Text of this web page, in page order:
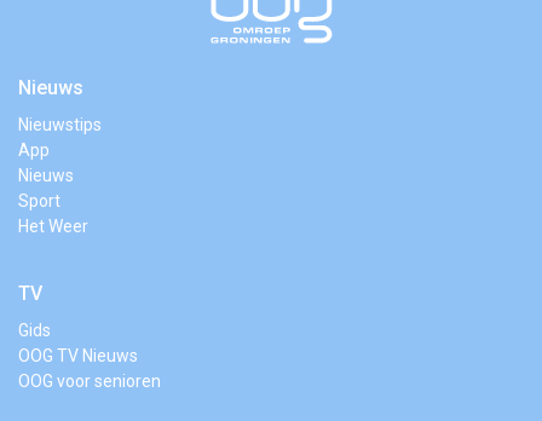
Nieuws
Nieuwstips
App
Nieuws
Sport
Het Weer
TV
Gids
OOG TV Nieuws
OOG voor senioren